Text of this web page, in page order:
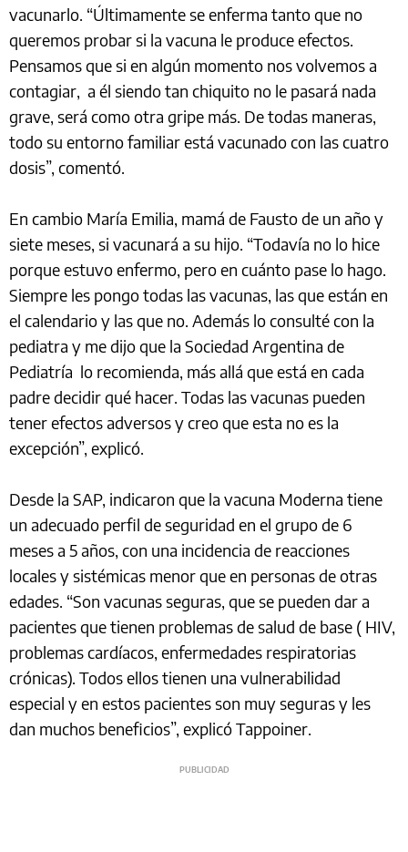
vacunarlo. “Últimamente se enferma tanto que no
queremos probar si la vacuna le produce efectos.
Pensamos que si en algún momento nos volvemos a
contagiar, a él siendo tan chiquito no le pasará nada
grave, será como otra gripe más. De todas maneras,
todo su entorno familiar está vacunado con las cuatro
dosis”, comentó.
En cambio María Emilia, mamá de Fausto de un año y
siete meses, si vacunará a su hijo. “Todavía no lo hice
porque estuvo enfermo, pero en cuánto pase lo hago.
Siempre les pongo todas las vacunas, las que están en
el calendario y las que no. Además lo consulté con la
pediatra y me dijo que la Sociedad Argentina de
Pediatría lo recomienda, más allá que está en cada
padre decidir qué hacer. Todas las vacunas pueden
tener efectos adversos y creo que esta no es la
excepción”, explicó.
Desde la SAP, indicaron que la vacuna Moderna tiene
un adecuado perfil de seguridad en el grupo de 6
meses a 5 años, con una incidencia de reacciones
locales y sistémicas menor que en personas de otras
edades. “Son vacunas seguras, que se pueden dar a
pacientes que tienen problemas de salud de base ( HIV,
problemas cardíacos, enfermedades respiratorias
crónicas). Todos ellos tienen una vulnerabilidad
especial y en estos pacientes son muy seguras y les
dan muchos beneficios”, explicó Tappoiner.